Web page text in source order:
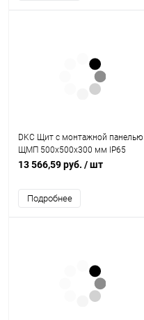
DKC Щит с монтажной панелью
ЩМП 500x500x300 мм IP65
серия ST (R5ST0553)
13 566,59 руб. / шт
Подробнее